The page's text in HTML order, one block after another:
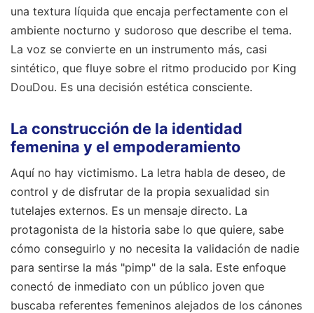
una textura líquida que encaja perfectamente con el
ambiente nocturno y sudoroso que describe el tema.
La voz se convierte en un instrumento más, casi
sintético, que fluye sobre el ritmo producido por King
DouDou. Es una decisión estética consciente.
La construcción de la identidad
femenina y el empoderamiento
Aquí no hay victimismo. La letra habla de deseo, de
control y de disfrutar de la propia sexualidad sin
tutelajes externos. Es un mensaje directo. La
protagonista de la historia sabe lo que quiere, sabe
cómo conseguirlo y no necesita la validación de nadie
para sentirse la más "pimp" de la sala. Este enfoque
conectó de inmediato con un público joven que
buscaba referentes femeninos alejados de los cánones